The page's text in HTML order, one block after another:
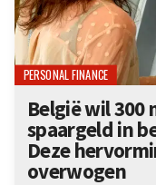
PERSONAL FINANCE
België wil 300
spaargeld in
Deze
overwogen